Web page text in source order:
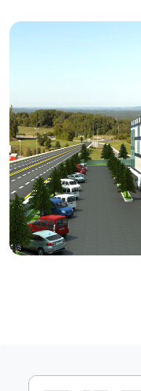
olduğumuz tüm
tamir işlemlerini, usta
Vizyonumuz
Halı bakımında,
bakım ve temizlik
Üretici firmanın
anlayışı
Ülke çapında